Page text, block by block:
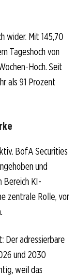
wider. Mit 145,70
Tageshoch von
Hoch. Seit
als 91 Prozent
BofA Securities
und
Bereich KI-
zentrale Rolle, vor
Der adressierbare
und 2030
weil das